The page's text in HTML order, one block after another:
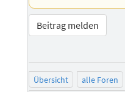
Beitrag melden
Übersicht alle Foren